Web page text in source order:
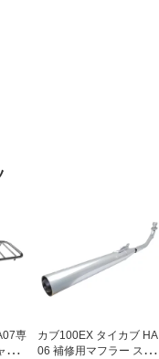
専
リ
カブ100EX タイカブ HA
06 補修用マフラー スチ